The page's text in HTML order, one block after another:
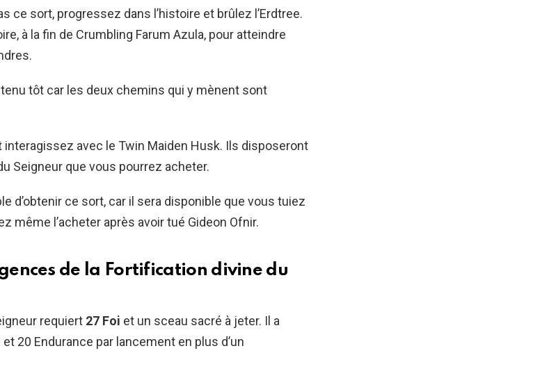
ce sort, progressez dans l’histoire et brûlez l’Erdtree.
à la fin de Crumbling Farum Azula, pour atteindre
tôt car les deux chemins qui y mènent sont
interagissez avec le Twin Maiden Husk. Ils disposeront
Seigneur que vous pourrez acheter.
d’obtenir ce sort, car il sera disponible que vous tuiez
même l’acheter après avoir tué Gideon Ofnir.
de la Fortification divine du
requiert 27 Foi et un sceau sacré à jeter. Il a
20 Endurance par lancement en plus d’un